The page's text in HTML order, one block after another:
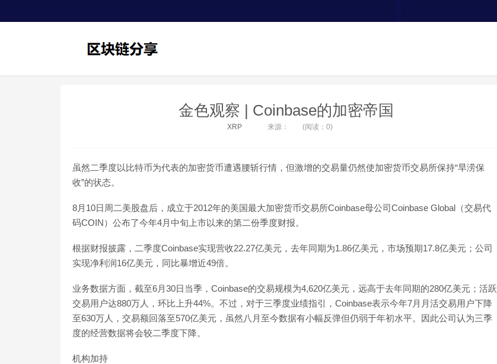
金色观察 | Coinbase的加密帝国
XRP 来源： (阅读：0)
虽然二季度以比特币为代表的加密货币遭遇腰斩行情，但激增的交易量仍然使加密货币交易所保持“旱涝保
收”的状态。
8月10日周二美股盘后，成立于2012年的美国最大加密货币交易所Coinbase母公司Coinbase Global（交易代
码COIN）公布了今年4月中旬上市以来的第二份季度财报。
根据财报披露，二季度Coinbase实现营收22.27亿美元，去年同期为1.86亿美元，市场预期17.8亿美元；公司
实现净利润16亿美元，同比暴增近49倍。
业务数据方面，截至6月30日当季，Coinbase的交易规模为4,620亿美元，远高于去年同期的280亿美元；活跃
交易用户达880万人，环比上升44%。不过，对于三季度业绩指引，Coinbase表示今年7月月活交易用户下降
至630万人，交易额回落至570亿美元，虽然八月至今数据有小幅反弹但仍弱于年初水平。因此公司认为三季
度的经营数据将会较二季度下降。
机构加持